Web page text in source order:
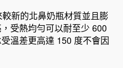
新的北鼻奶瓶材質並且膨
受熱均勻可以耐至少 600
溫差更高達 150 度不會因